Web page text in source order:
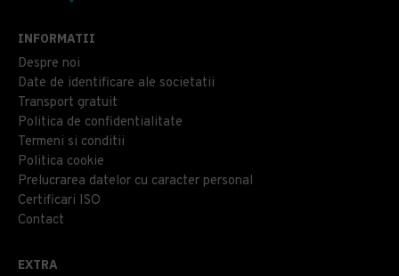
INFORMATII
Despre noi
Date de identificare ale societatii
Transport gratuit
Politica de confidentialitate
Termeni si conditii
Politica cookie
Prelucrarea datelor cu caracter personal
Certificari ISO
Contact
EXTRA